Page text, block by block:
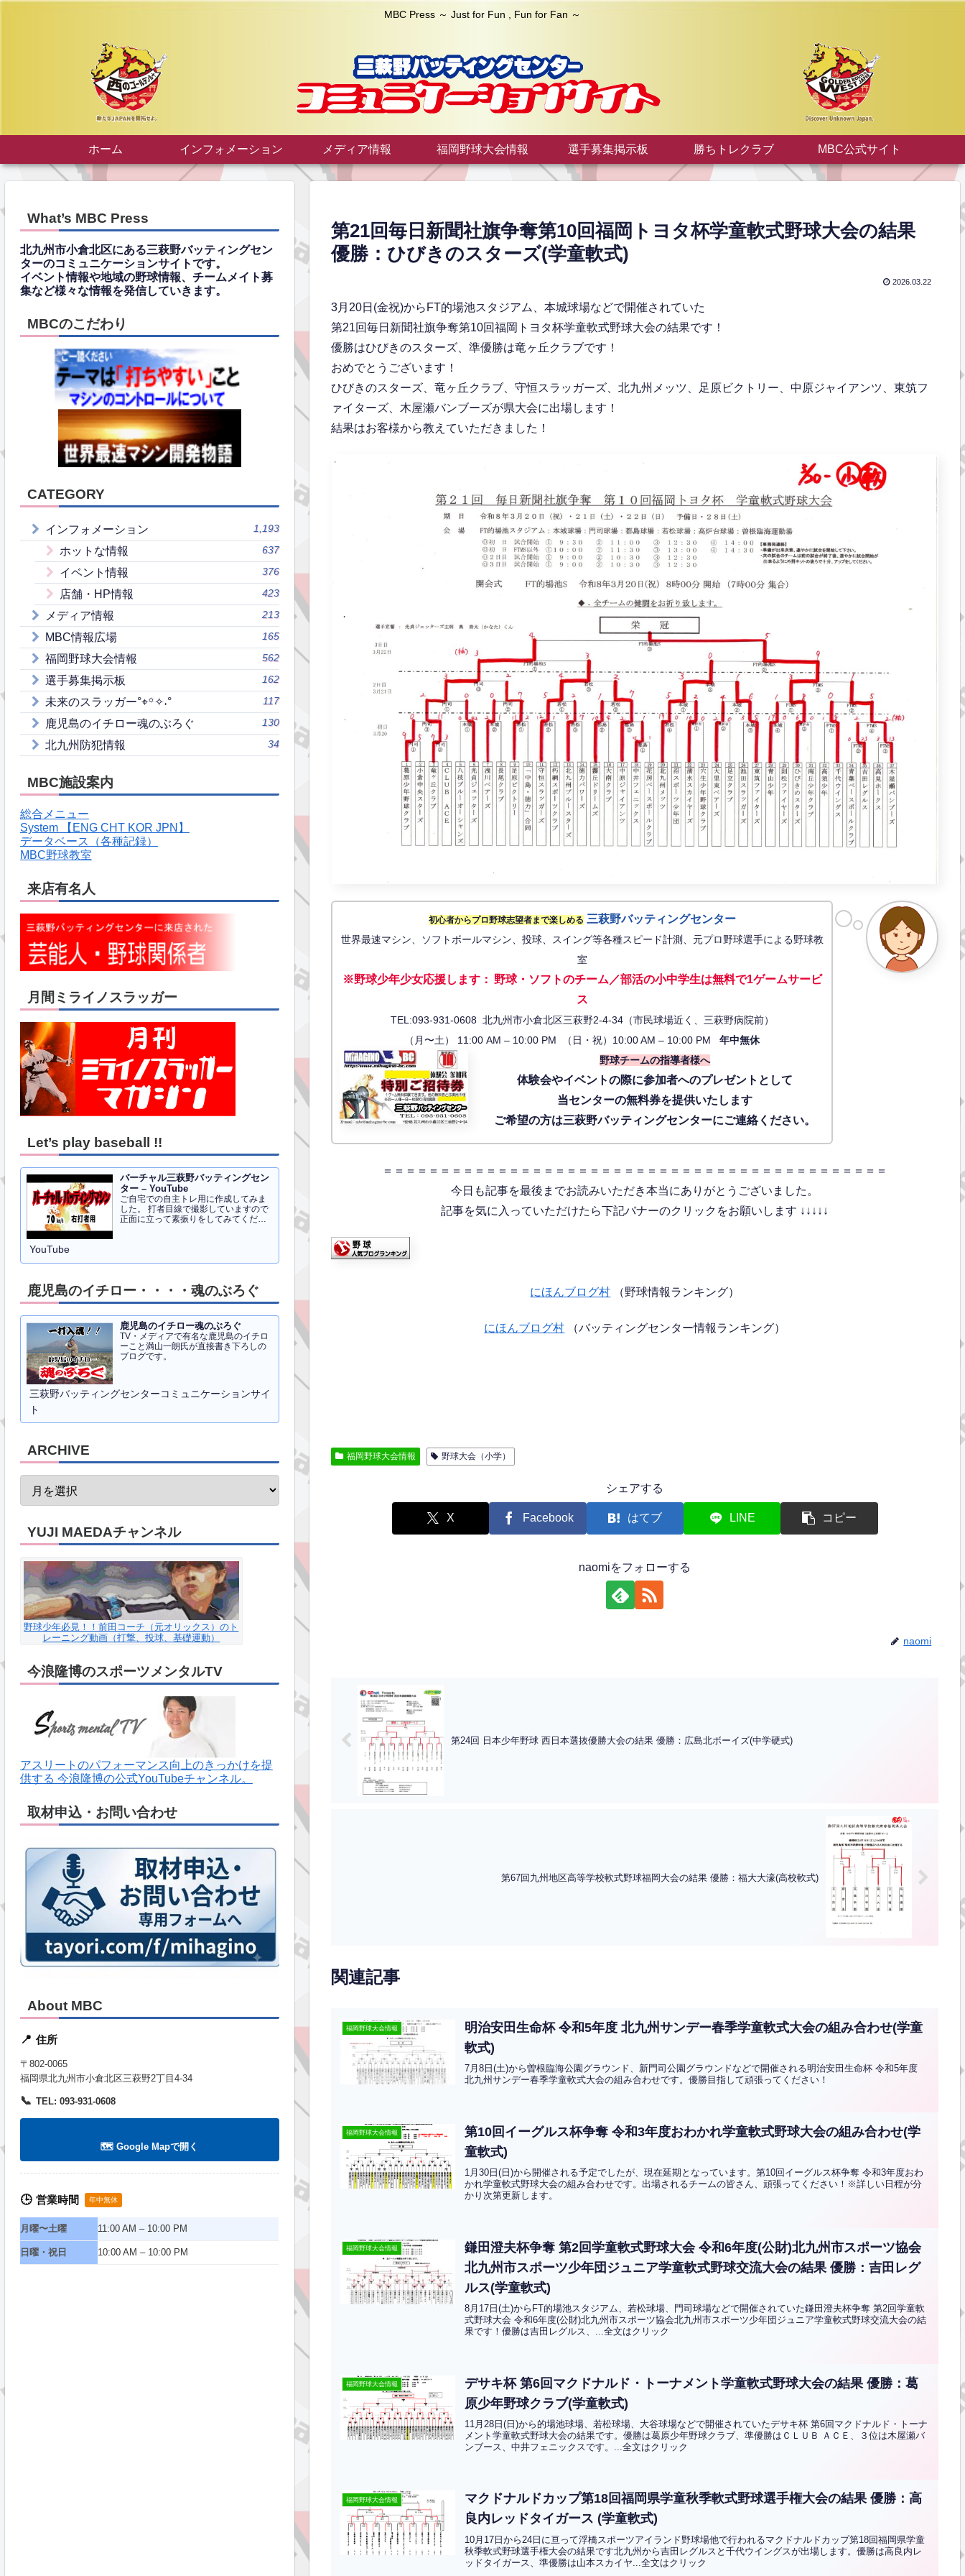
MBC Press ～ Just for Fun , Fun for Fan ～
ホーム インフォメーション メディア情報 福岡野球大会情報 選手募集掲示板 勝ちトレクラブ MBC公式サイト
第21回毎日新聞社旗争奪第10回福岡トヨタ杯学童軟式野球大会の結果
優勝：ひびきのスターズ(学童軟式)
2026.03.22
3月20日(金祝)からFT的場池スタジアム、本城球場などで開催されていた
第21回毎日新聞社旗争奪第10回福岡トヨタ杯学童軟式野球大会の結果です！
優勝はひびきのスターズ、準優勝は竜ヶ丘クラブです！
おめでとうございます！
ひびきのスターズ、竜ヶ丘クラブ、守恒スラッガーズ、北九州メッツ、足原ビクトリー、中原ジャイアンツ、東筑フ
ァイターズ、木屋瀬バンブーズが県大会に出場します！
結果はお客様から教えていただきました！
初心者からプロ野球志望者まで楽しめる 三萩野バッティングセンター
世界最速マシン、ソフトボールマシン、投球、スイング等各種スピード計測、元プロ野球選手による野球教
室
※野球少年少女応援します： 野球・ソフトのチーム／部活の小中学生は無料で1ゲームサービ
ス
TEL:093-931-0608 北九州市小倉北区三萩野2-4-34（市民球場近く、三萩野病院前）
（月〜土） 11:00 AM – 10:00 PM （日・祝）10:00 AM – 10:00 PM年中無休
野球チームの指導者様へ
体験会やイベントの際に参加者へのプレゼントとして
当センターの無料券を提供いたします
ご希望の方は三萩野バッティングセンターにご連絡ください。
＝＝＝＝＝＝＝＝＝＝＝＝＝＝＝＝＝＝＝＝＝＝＝＝＝＝＝＝＝＝＝＝＝＝＝＝＝＝＝＝＝＝＝＝
今日も記事を最後までお読みいただき本当にありがとうございました。
記事を気に入っていただけたら下記バナーのクリックをお願いします ↓↓↓↓↓
にほんブログ村 （野球情報ランキング）
にほんブログ村 （バッティングセンター情報ランキング）
福岡野球大会情報 野球大会（小学）
シェアする
X Facebook はてブ LINE コピー
naomiをフォローする
naomi
第24回 日本少年野球 西日本選抜優勝大会の結果 優勝：広島北ボーイズ(中学硬式)
第67回九州地区高等学校軟式野球福岡大会の結果 優勝：福大大濠(高校軟式)
関連記事
福岡野球大会情報
明治安田生命杯 令和5年度 北九州サンデー春季学童軟式大会の組み合わせ(学童
軟式)
7月8日(土)から曽根臨海公園グラウンド、新門司公園グラウンドなどで開催される明治安田生命杯 令和5年度
北九州サンデー春季学童軟式大会の組み合わせです。優勝目指して頑張ってください！
福岡野球大会情報
第10回イーグルス杯争奪 令和3年度おわかれ学童軟式野球大会の組み合わせ(学
童軟式)
1月30日(日)から開催される予定でしたが、現在延期となっています。第10回イーグルス杯争奪 令和3年度おわ
かれ学童軟式野球大会の組み合わせです。出場されるチームの皆さん、頑張ってください！※詳しい日程が分
かり次第更新します。
福岡野球大会情報
鎌田澄夫杯争奪 第2回学童軟式野球大会 令和6年度(公財)北九州市スポーツ協会
北九州市スポーツ少年団ジュニア学童軟式野球交流大会の結果 優勝：吉田レグ
ルス(学童軟式)
8月17日(土)からFT的場池スタジアム、若松球場、門司球場などで開催されていた鎌田澄夫杯争奪 第2回学童軟
式野球大会 令和6年度(公財)北九州市スポーツ協会北九州市スポーツ少年団ジュニア学童軟式野球交流大会の結
果です！優勝は吉田レグルス、...全文はクリック
福岡野球大会情報
デサキ杯 第6回マクドナルド・トーナメント学童軟式野球大会の結果 優勝：葛
原少年野球クラブ(学童軟式)
11月28日(日)から的場池球場、若松球場、大谷球場などで開催されていたデサキ杯 第6回マクドナルド・トーナ
メント学童軟式野球大会の結果です。優勝は葛原少年野球クラブ、準優勝はＣＬＵＢ ＡＣＥ、３位は木屋瀬バ
ンブース、中井フェニックスです。...全文はクリック
福岡野球大会情報
マクドナルドカップ第18回福岡県学童秋季軟式野球選手権大会の結果 優勝：高
良内レッドタイガース (学童軟式)
10月17日から24日に亘って浮橋スポーツアイランド野球場他で行われるマクドナルドカップ第18回福岡県学童
秋季軟式野球選手権大会の結果です北九州から吉田レグルスと千代ウイングスが出場します。優勝は高良内レ
ッドタイガース、準優勝は山本スカイヤ...全文はクリック
What’s MBC Press
北九州市小倉北区にある三萩野バッティングセン
ターのコミュニケーションサイトです。
イベント情報や地域の野球情報、チームメイト募
集など様々な情報を発信していきます。
MBCのこだわり
CATEGORY
インフォメーション 1,193
ホットな情報 637
イベント情報 376
店舗・HP情報 423
メディア情報 213
MBC情報広場 165
福岡野球大会情報 562
選手募集掲示板 162
未来のスラッガー°⌖꙳✧˖° 117
鹿児島のイチロー魂のぶろぐ 130
北九州防犯情報 34
MBC施設案内
総合メニュー
System 【ENG CHT KOR JPN】
データベース（各種記録）
MBC野球教室
来店有名人
月間ミライノスラッガー
Let’s play baseball !!
バーチャル三萩野バッティングセン
ター – YouTube
ご自宅での自主トレ用に作成してみま
した。 打者目線で撮影していますので
正面に立って素振りをしてみてくださ
YouTube
鹿児島のイチロー・・・・魂のぶろぐ
鹿児島のイチロー魂のぶろぐ
TV・メディアで有名な鹿児島のイチロ
ーこと満山一朗氏が直接書き下ろしの
ブログです。
三萩野バッティングセンターコミュニケーションサイ
ト
ARCHIVE
YUJI MAEDAチャンネル
野球少年必見！！前田コーチ（元オリックス）のト
レーニング動画（打撃、投球、基礎運動）
今浪隆博のスポーツメンタルTV
アスリートのパフォーマンス向上のきっかけを提
供する 今浪隆博の公式YouTubeチャンネル。
取材申込・お問い合わせ
About MBC
📍 住所
〒802-0065
福岡県北九州市小倉北区三萩野2丁目4-34
📞 TEL: 093-931-0608
🗺️ Google Mapで開く
🕒 営業時間 年中無休
月曜〜土曜 11:00 AM – 10:00 PM
日曜・祝日 10:00 AM – 10:00 PM